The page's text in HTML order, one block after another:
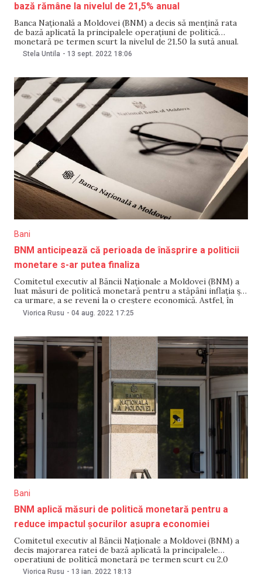
bază rămâne la nivelul de 21,5% anual
Banca Națională a Moldovei (BNM) a decis să mențină rata
de bază aplicată la principalele operațiuni de politică
monetară pe termen scurt la nivelul de 21,50 la sută anual.
Decizia a fost luată de Comitetul executiv al instituției, în
cadrul ședinței din 13 septembri. Astfel, se menține rata de
Stela Untila - 13 sept. 2022 18:06
Bani
BNM anticipează că perioada de înăsprire a politicii
monetare s-ar putea finaliza
Comitetul executiv al Băncii Naționale a Moldovei (BNM) a
luat măsuri de politică monetară pentru a stăpâni inflația și,
ca urmare, a se reveni la o creștere economică. Astfel, în
ședința de astăzi, cu vot unanim, s-a decis majorarea ratei
de bază aplicată la principalele operațiuni de politică
Viorica Rusu - 04 aug. 2022 17:25
Bani
BNM aplică măsuri de politică monetară pentru a
reduce impactul șocurilor asupra economiei
Comitetul executiv al Băncii Naționale a Moldovei (BNM) a
decis majorarea ratei de bază aplicată la principalele
operațiuni de politică monetară pe termen scurt cu 2,0
puncte procentuale până la 8,50 la sută anual. Decizia a fost
Viorica Rusu - 13 ian. 2022 18:13